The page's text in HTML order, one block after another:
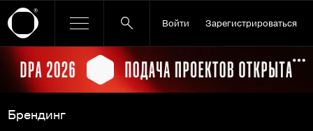
Войти Зарегистрироваться
Ссылка баннера
Брендинг